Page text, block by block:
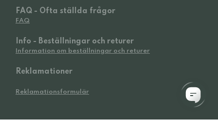
FAQ - Ofta ställda frågor
FAQ
Info - Beställningar och returer
Information om beställningar och returer
Reklamationer
Reklamationsformulär